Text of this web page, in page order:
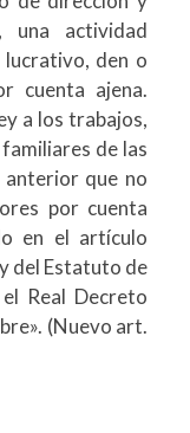
una actividad
den o
cuenta ajena.
a los trabajos,
de las
que no
por cuenta
en el artículo
del Estatuto de
Real Decreto
(Nuevo art.